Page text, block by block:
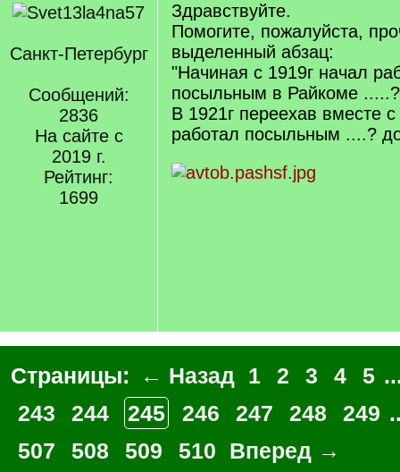
Санкт-Петербург
Сообщений:
2836
На сайте с
2019 г.
Рейтинг:
1699
Здравствуйте.
Помогите, пожалуйста,
выделенный абзац:
"Начиная с 1919г начал
посыльным в Райкоме .....?
В 1921г переехав вместе
работал посыльным ....?
Страницы: ← Назад 1 2 3 4 5
243
244 245 246 247 248 249
507
508 509 510 Вперед →